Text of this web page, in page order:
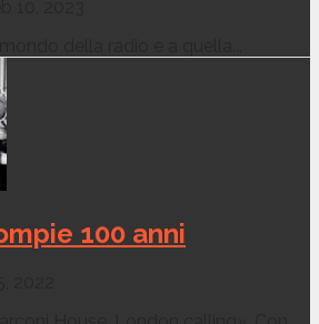
100 anni